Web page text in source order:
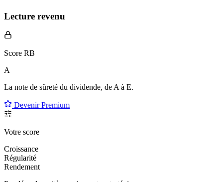
Lecture revenu
Score RB
A
La note de sûreté du dividende, de A à E.
Devenir Premium
Votre score
Croissance
Régularité
Rendement